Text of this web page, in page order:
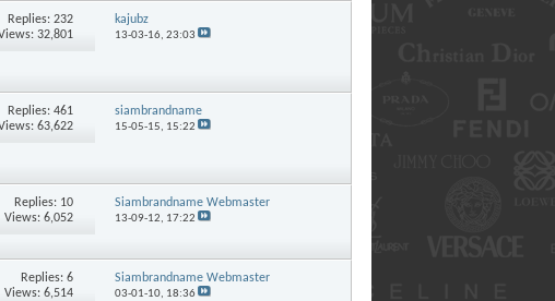
Replies: 232
32,801
kajubz
13-03-16, 23:03
Replies: 461
63,622
siambrandname
15-05-15, 15:22
Replies: 10
Views: 6,052
Siambrandname Webmaster
13-09-12, 17:22
Replies: 6
Views: 6,514
Siambrandname Webmaster
03-01-10, 18:36